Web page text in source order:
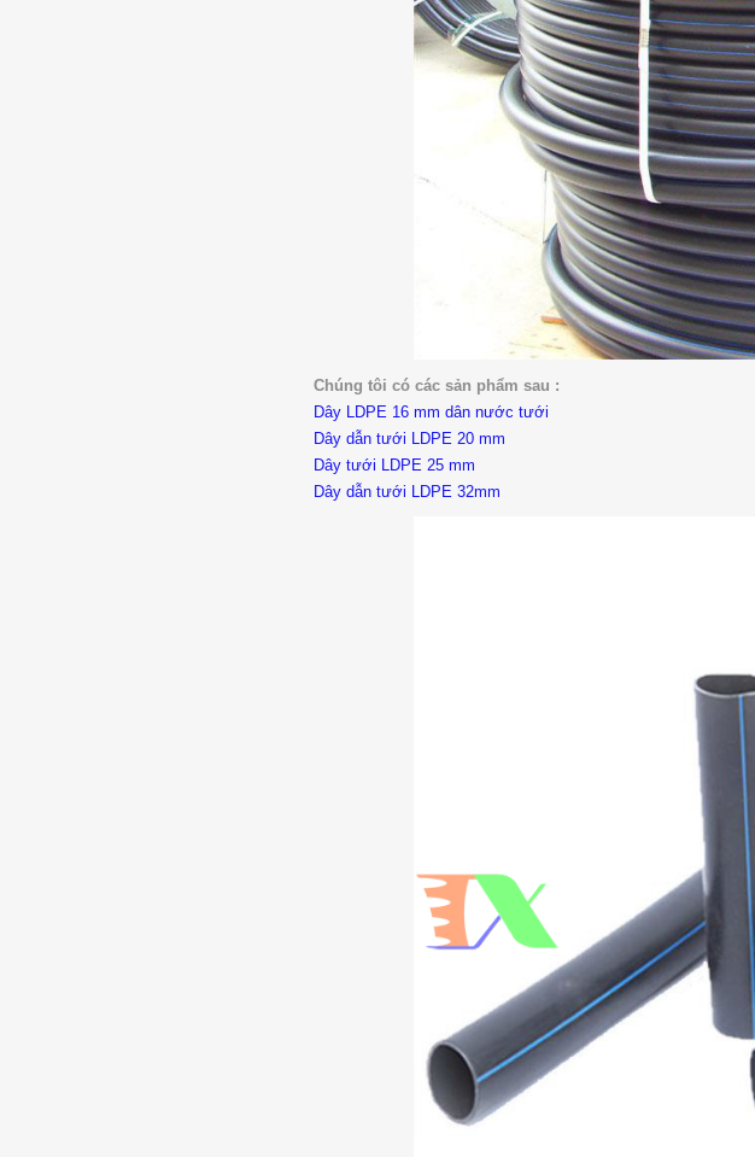
Chúng tôi có các sản phẩm sau :
Dây LDPE 16 mm dân nước tưới
Dây dẫn tưới LDPE 20 mm
Dây tưới LDPE 25 mm
Dây dẫn tưới LDPE 32mm